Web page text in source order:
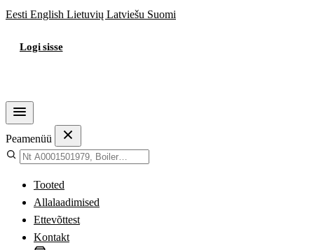
Eesti English Lietuvių Latviešu Suomi
Logi sisse
Peamenüü
Tooted
Allalaadimised
Ettevõttest
Kontakt